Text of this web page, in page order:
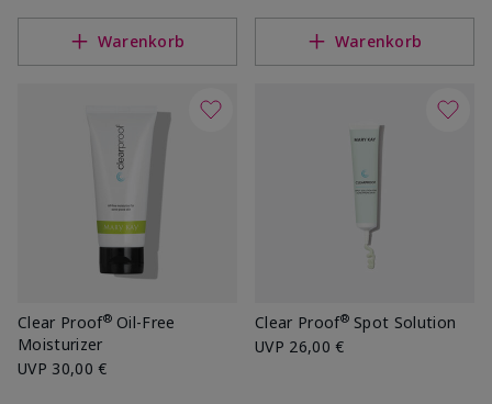
Warenkorb Warenkorb
Clear Proof®Oil-Free
Moisturizer
UVP 30,00 €
Clear Proof®Spot Solution
UVP 26,00 €